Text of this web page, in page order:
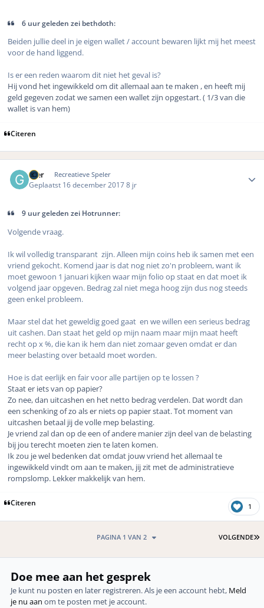
6 uur geleden zei bethdoth:
Beiden jullie deel in je eigen wallet / account bewaren lijkt mij het meest
voor de hand liggend.
Is er een reden waarom dit niet het geval is?
Hij vond het ingewikkeld om dit allemaal aan te maken , en heeft mij
geld gegeven zodat we samen een wallet zijn opgestart. ( 1/3 van die
wallet is van hem)
Citeren
Gier Recreatieve Speler
Geplaatst 16 december 20178 jr
9 uur geleden zei Hotrunner:
Volgende vraag.
Ik wil volledig transparant zijn. Alleen mijn coins heb ik samen met een
vriend gekocht. Komend jaar is dat nog niet zo'n probleem, want ik
moet gewoon 1 januari kijken waar mijn folio op staat en dat moet ik
volgend jaar opgeven. Bedrag zal niet mega hoog zijn dus nog steeds
geen enkel probleem.
Maar stel dat het geweldig goed gaat en we willen een serieus bedrag
uit cashen. Dan staat het geld op mijn naam maar mijn maat heeft
recht op x %, die kan ik hem dan niet zomaar geven omdat er dan
meer belasting over betaald moet worden.
Hoe is dat eerlijk en fair voor alle partijen op te lossen ?
Staat er iets van op papier?
Zo nee, dan uitcashen en het netto bedrag verdelen. Dat wordt dan
een schenking of zo als er niets op papier staat. Tot moment van
uitcashen betaal jij de volle mep belasting.
Je vriend zal dan op de een of andere manier zijn deel van de belasting
bij jou terecht moeten zien te laten komen.
Ik zou je wel bedenken dat omdat jouw vriend het allemaal te
ingewikkeld vindt om aan te maken, jij zit met de administratieve
rompslomp. Lekker makkelijk van hem.
Citeren 1
VOLGENDE
PAGINA 1 VAN 2
Doe mee aan het gesprek
Je kunt nu posten en later registreren. Als je een account hebt, Meld
je nu aan om te posten met je account.